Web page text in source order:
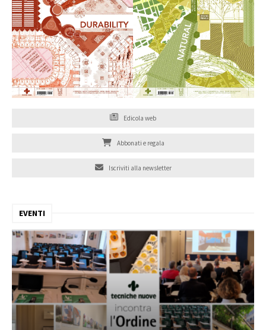
Edicola web
Abbonati e regala
Iscriviti alla newsletter
EVENTI